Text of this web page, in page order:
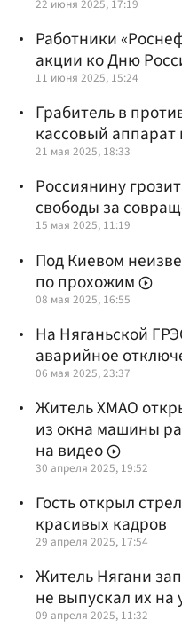
22 июня 2025, 17:19
Работники
акции ко Дню
11 июня 2025, 15:24
Грабитель в
кассовый
21 мая 2025, 18:33
Россиянину
свободы за
15 мая 2025, 11:19
Под Киевом
по прохожим
08 мая 2025, 16:55
На Няганьской
аварийное
06 мая 2025, 23:37
Житель ХМАО
из окна машины
на видео
30 апреля 2025, 19:52
Гость открыл
красивых кадров
29 апреля 2025, 17:54
Житель Нягани
не выпускал их на
09 апреля 2025, 11:32